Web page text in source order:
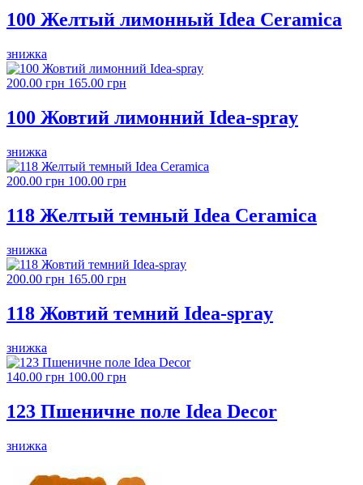
100 Желтый лимонный Idea Ceramica
знижка
200.00 грн 165.00 грн
100 Жовтий лимонний Idea-spray
знижка
200.00 грн 100.00 грн
118 Желтый темный Idea Ceramica
знижка
200.00 грн 165.00 грн
118 Жовтий темний Idea-spray
знижка
140.00 грн 100.00 грн
123 Пшеничне поле Idea Decor
знижка